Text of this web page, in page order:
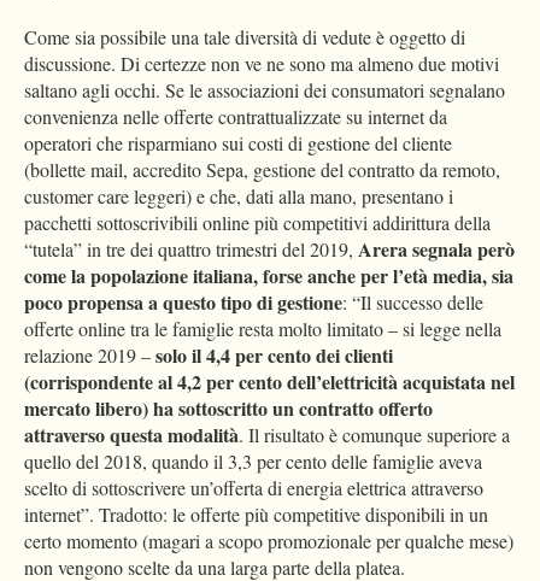
Come sia possibile una tale diversità di vedute è oggetto di
discussione. Di certezze non ve ne sono ma almeno due motivi
saltano agli occhi. Se le associazioni dei consumatori segnalano
convenienza nelle offerte contrattualizzate su internet da
operatori che risparmiano sui costi di gestione del cliente
(bollette mail, accredito Sepa, gestione del contratto da remoto,
customer care leggeri) e che, dati alla mano, presentano i
pacchetti sottoscrivibili online più competitivi addirittura della
“tutela” in tre dei quattro trimestri del 2019, Arera segnala però
come la popolazione italiana, forse anche per l’età media, sia
poco propensa a questo tipo di gestione: “Il successo delle
offerte online tra le famiglie resta molto limitato – si legge nella
relazione 2019 –solo il 4,4 per cento dei clienti
(corrispondente al 4,2 per cento dell’elettricità acquistata nel
mercato libero) ha sottoscritto un contratto offerto
attraverso questa modalità. Il risultato è comunque superiore a
quello del 2018, quando il 3,3 per cento delle famiglie aveva
scelto di sottoscrivere un’offerta di energia elettrica attraverso
internet”. Tradotto: le offerte più competitive disponibili in un
certo momento (magari a scopo promozionale per qualche mese)
non vengono scelte da una larga parte della platea.